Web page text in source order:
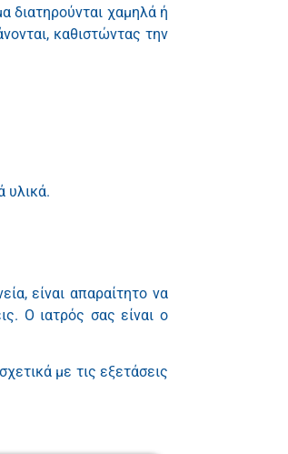
διατηρούνται χαμηλά ή
καθιστώντας την
υλικά.
είναι απαραίτητο να
Ο ιατρός σας είναι ο
με τις εξετάσεις